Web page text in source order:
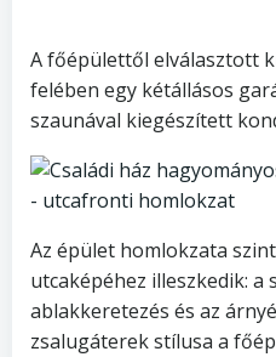
A főépülettől elválasztott
felében egy kétállásos
szaunával kiegészített
Az épület homlokzata
utcaképéhez illeszkedik:
ablakkeretezés és az
zsalugáterek stílusa a